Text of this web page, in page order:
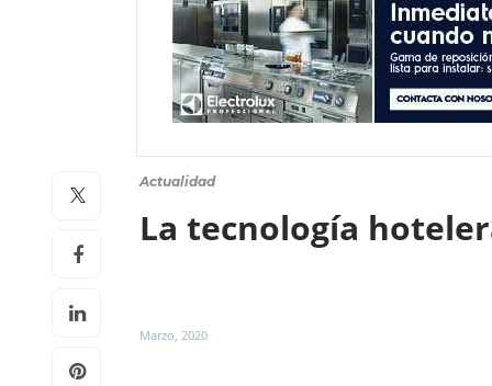
Actualidad
La tecnología
Marzo, 2020